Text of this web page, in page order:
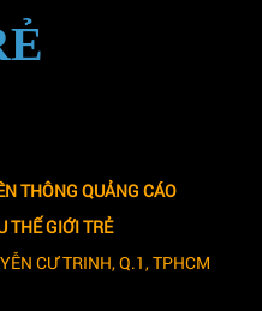
THÔNG QUẢNG CÁO
THẾ GIỚI TRẺ
CƯ TRINH, Q.1, TPHCM